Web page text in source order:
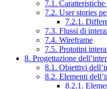
7.1.
7.2. User stories
7.2.1.
7.3. Flussi di
7.4. Wireframe
7.5. Prototipi
8. Progettazione
8.1. Obiettivi
8.2. Elementi
8.2.1.